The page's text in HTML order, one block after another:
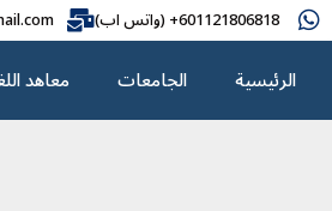
601121806818+ (واتس اب)
الرئيسية الجامعات معاهد